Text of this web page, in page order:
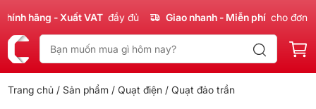
hãng - Xuất VAT đầy đủ Giao nhanh - Miễn phí cho đơn
Trang chủ / Sản phẩm / Quạt điện / Quạt đảo trần